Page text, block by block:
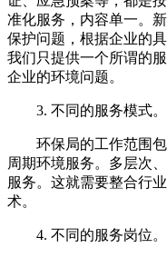
准化服务，内容单一。
保护问题，根据企业的
我们只提供一个所谓的
企业的环境问题。
3. 不同的服务模式。
环保局的工作范围包
周期环境服务。多层次
服务。这就需要整合行
术。
4. 不同的服务岗位。